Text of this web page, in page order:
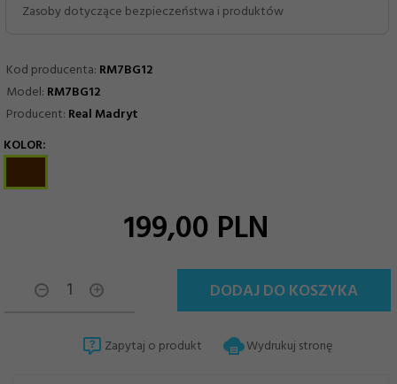
Zasoby dotyczące bezpieczeństwa i produktów
Kod producenta: RM7BG12
Model: RM7BG12
Producent: Real Madryt
KOLOR:
199,00 PLN
DODAJ DO KOSZYKA
Zapytaj o produkt Wydrukuj stronę